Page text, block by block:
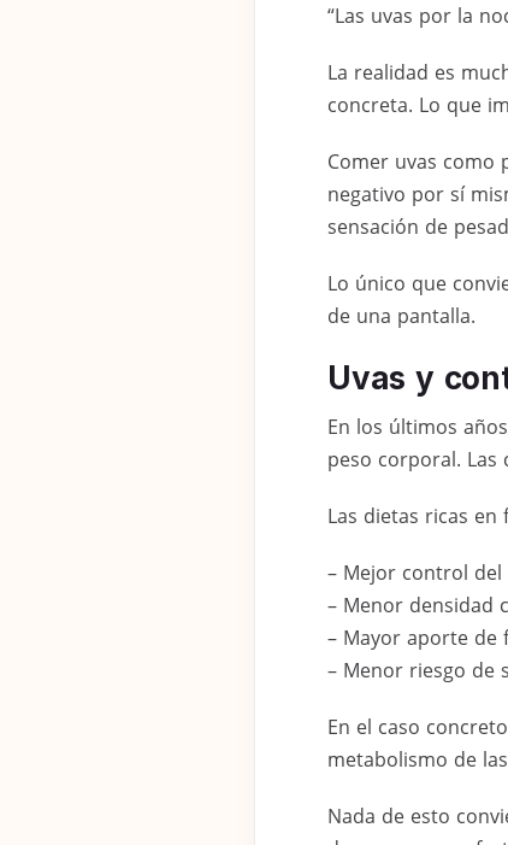
“Las uvas por la
La realidad es
concreta. Lo que
Comer uvas como
negativo por sí
sensación de
Lo único que
de una pantalla.
Uvas y
En los últimos
peso corporal. Las
Las dietas ricas en
– Mejor control del
– Menor densidad
– Mayor aporte de
– Menor riesgo de
En el caso
metabolismo de
Nada de esto